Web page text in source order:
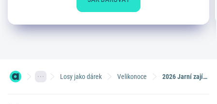
Losy jako dárek Velikonoce 2026 Jarní zajíček se Zlatým rounem